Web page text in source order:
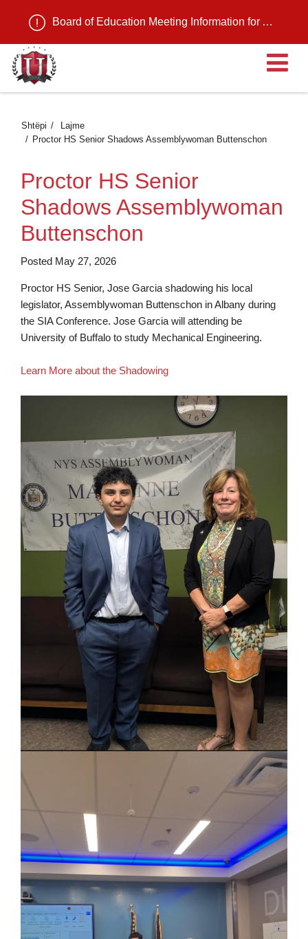
Board of Education Meeting Information for August 11, 2026
Shtëpi
Lajme
Proctor HS Senior Shadows Assemblywoman Buttenschon
Proctor HS Senior
Shadows Assemblywoman
Buttenschon
Posted May 27, 2026
Proctor HS Senior, Jose Garcia shadowing his local
legislator, Assemblywoman Buttenschon in Albany during
the SIA Conference. Jose Garcia will attending be
University of Buffalo to study Mechanical Engineering.
Learn More about the Shadowing